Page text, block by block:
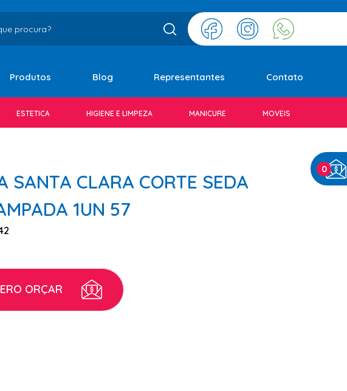
Produtos Blog Representantes Contato
ESTETICA HIGIENE E LIMPEZA MANICURE MOVEIS
0
SANTA CLARA CORTE SEDA
1UN 57
ORÇAR